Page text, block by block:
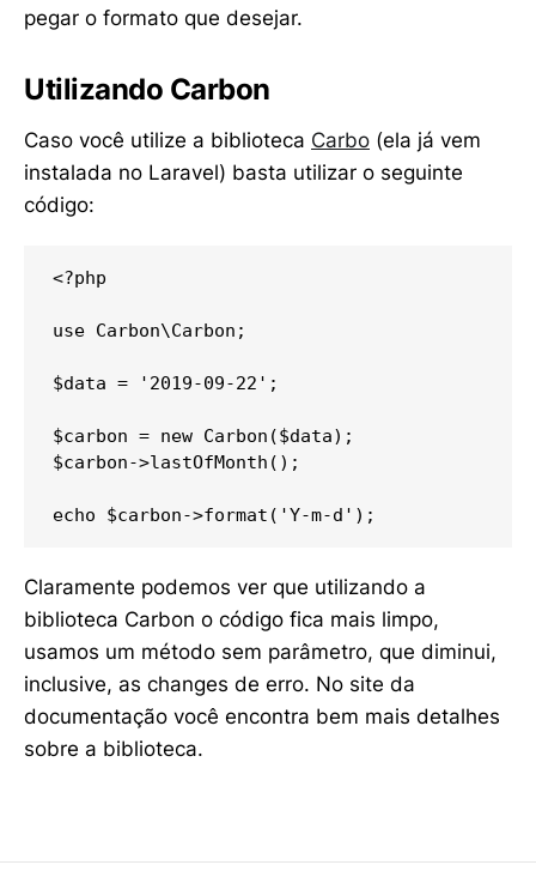
pegar o formato que desejar.
Utilizando Carbon
Caso você utilize a biblioteca Carbo (ela já vem
instalada no Laravel) basta utilizar o seguinte
código:
<?php
use Carbon\Carbon;
$data = '2019-09-22';
$carbon = new Carbon($data);
$carbon->lastOfMonth();
echo $carbon->format('Y-m-d');
Claramente podemos ver que utilizando a
biblioteca Carbon o código fica mais limpo,
usamos um método sem parâmetro, que diminui,
inclusive, as changes de erro. No site da
documentação você encontra bem mais detalhes
sobre a biblioteca.